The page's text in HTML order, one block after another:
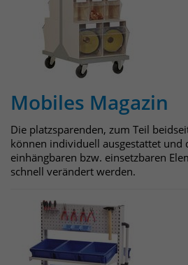
Mobiles Magazin
Die platzsparenden, zum Teil
können individuell ausgestattet und
einhängbaren bzw. einsetzbaren
schnell verändert werden.
eine randoly
um eindeutige
identifizieren. Die
auf unserem
sind damit
Name _pk_ref
Anbieter Matomo
Das Cookie wird
instralliert. Das
um Besucher-,